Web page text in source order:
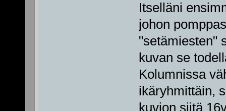
Itselläni
johon
"setämiesten"
kuvan se
Kolumnissa
ikäryhmittäin,
kuvion siitä